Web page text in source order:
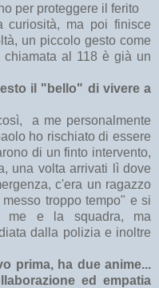
per proteggere il ferito
curiosità, ma poi finisce
un piccolo gesto come
al 118 è già un
il "bello" di vivere a
a me personalmente
ho rischiato di essere
di un finto intervento,
una volta arrivati lì dove
c'era un ragazzo
troppo tempo" e si
me e la squadra, ma
dalla polizia e inoltre
prima, ha due anime...
ed empatia